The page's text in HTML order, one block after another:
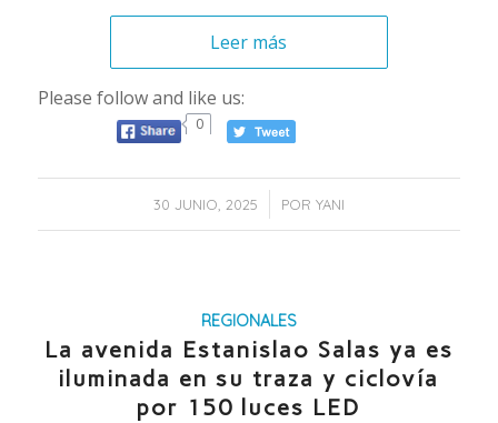
Leer más
Please follow and like us:
0
30 JUNIO, 2025
/ POR YANI
REGIONALES
La avenida Estanislao Salas ya es
iluminada en su traza y ciclovía
por 150 luces LED